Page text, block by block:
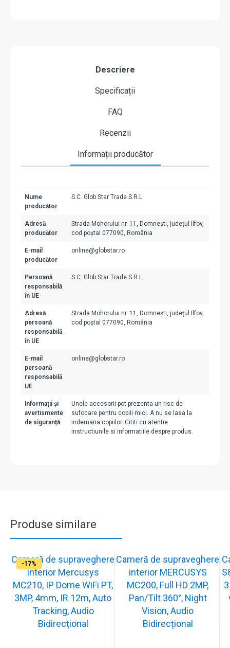
Descriere
Specificații
FAQ
Recenzii
Informații producător
Nume
producător
S.C. Glob Star Trade S.R.L.
Adresă
producător
Strada Mohorului nr. 11, Domnești, județul Ilfov,
cod poștal 077090, România
E-mail
producător
online@globstar.ro
Persoană
responsabilă
în UE
S.C. Glob Star Trade S.R.L.
Adresă
persoană
responsabilă
în UE
Strada Mohorului nr. 11, Domnești, județul Ilfov,
cod poștal 077090, România
E-mail
persoană
responsabilă
UE
online@globstar.ro
Informații și
avertismente
de siguranță
Unele accesorii pot prezenta un risc de
sufocare pentru copiii mici. A nu se lasa la
indemana copiilor. Cititi cu atentie
instructiunile si informatiile despre produs.
Produse similare
-19%
Cameră de supraveghere
interior Mercusys
MC210, IP Dome WiFi PT,
3MP, 4mm, IR 12m, Auto
Tracking, Audio
Bidirecțional
-21%
Cameră de supraveghere
interior MERCUSYS
MC200, Full HD 2MP,
Pan/Tilt 360°, Night
Vision, Audio
Bidirecțional
-13%
-15%
-13%
-16%
-17%
-17%